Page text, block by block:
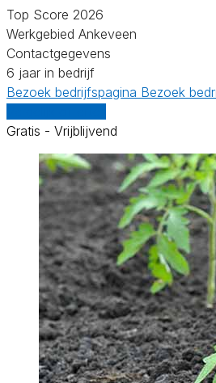
Top Score 2026
Werkgebied Ankeveen
Contactgegevens
6 jaar in bedrijf
Bezoek bedrijfspagina Bezoek
Gratis - Vrijblijvend